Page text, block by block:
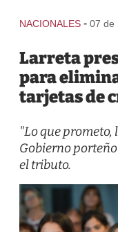
NACIONALES - 07 de
Larreta
para
tarjetas de
"Lo que prometo,
Gobierno
el tributo.